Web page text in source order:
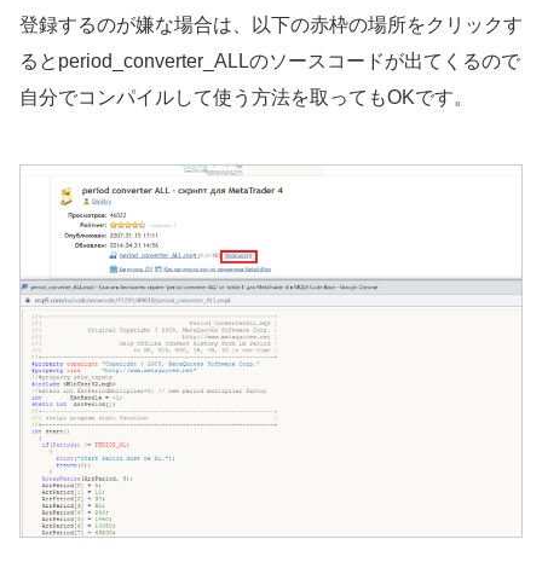
登録するのが嫌な場合は、以下の赤枠の場所をクリックす
るとperiod_converter_ALLのソースコードが出てくるので
自分でコンパイルして使う方法を取ってもOKです。